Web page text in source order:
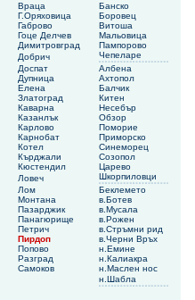
Враца
Банско
Г.Оряховица
Боровец
Габрово
Витоша
Гоце Делчев
Мальовица
Димитровград
Пампорово
Добрич
Чепеларе
Доспат
Албена
Дупница
Ахтопол
Елена
Балчик
Златоград
Китен
Каварна
Несебър
Казанлък
Обзор
Карлово
Поморие
Карнобат
Приморско
Котел
Синеморец
Кърджали
Созопол
Кюстендил
Царево
Ловеч
Шкорпиловци
Лом
Беклемето
Монтана
в.Ботев
Пазарджик
в.Мусала
Панагюрище
в.Рожен
Петрич
в.Стръмни рид
Пирдоп
в.Черни Връх
Попово
н.Емине
Разград
н.Калиакра
Самоков
н.Маслен нос
н.Шабла